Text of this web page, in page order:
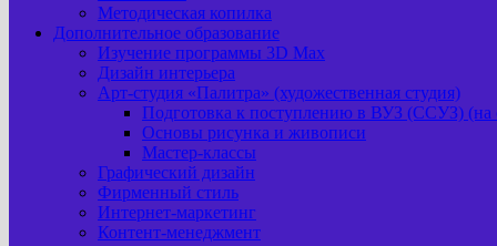
Методическая копилка
Дополнительное образование
Изучение программы 3D Max
Дизайн интерьера
Арт-cтудия «Палитра» (художественная студия)
Подготовка к поступлению в ВУЗ (ССУЗ) (на
Основы рисунка и живописи
Мастер-классы
Графический дизайн
Фирменный стиль
Интернет-маркетинг
Контент-менеджмент